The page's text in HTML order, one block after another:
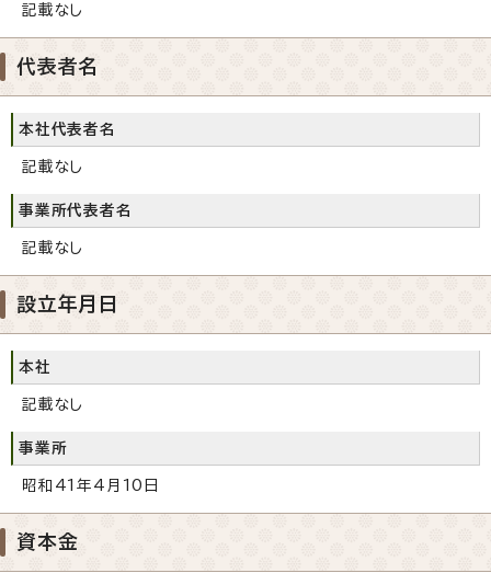
記載なし
代表者名
本社代表者名
記載なし
事業所代表者名
記載なし
設立年月日
本社
記載なし
事業所
昭和41年4月10日
資本金